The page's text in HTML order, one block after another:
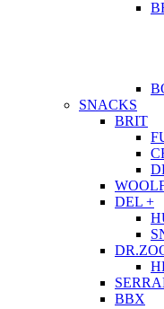
SNACKS
BRIT
DEL +
BBX